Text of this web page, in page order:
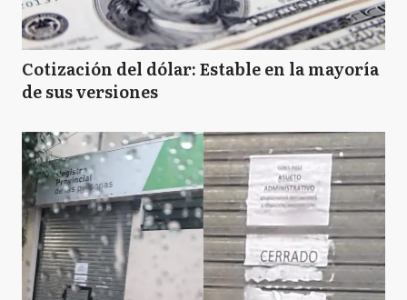
Cotización del dólar: Estable en la mayoría
de sus versiones